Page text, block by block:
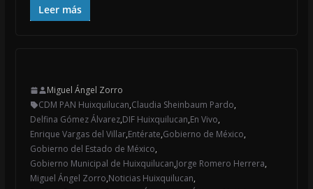
Leer más
Miguel Ángel Zorro
CDM PAN Huixquilucan,Claudia Sheinbaum Pardo,
Delfina Gómez Álvarez,DIF Huixquilucan,En Vivo,
Enrique Vargas del Villar,Entérate,Gobierno de México,
Gobierno del Estado de México,
Gobierno Municipal de Huixquilucan,Jorge Romero Herrera,
Miguel Ángel Zorro,Noticias Huixquilucan,